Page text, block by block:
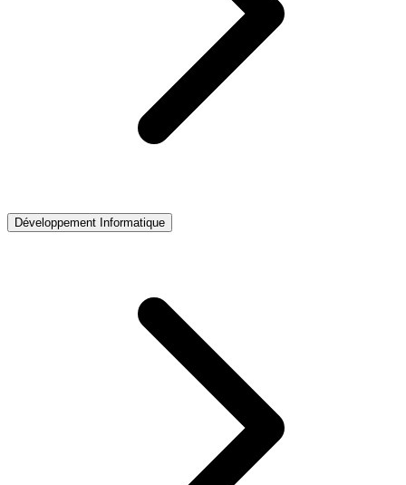
Développement Informatique